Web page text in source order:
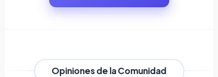
Opiniones de la Comunidad